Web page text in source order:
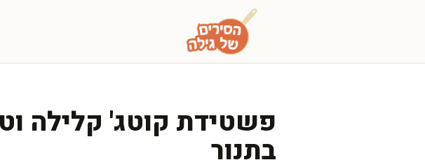
פשטידת קוטג' קלילה
בתנור